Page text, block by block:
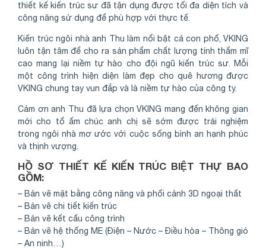
thiết kế kiến trúc sư đã tận dụng được tối đa diện tích và
công năng sử dụng để phù hợp với thực tế.
Kiến trúc ngôi nhà anh Thu làm nổi bật cả con phố, VKING
luôn tận tâm để cho ra sản phẩm chất lượng tính thẩm mĩ
cao mang lại niềm tự hào cho đội ngũ kiến trúc sư. Mỗi
một công trình hiện diện làm đẹp cho quê hương được
VKING chung tay vun đắp và là niềm tự hào của công ty.
Cảm ơn anh Thu đã lựa chọn VKING mang đến không gian
mới cho tổ ấm chúc anh chị sẽ sớm được trải nghiệm
trong ngôi nhà mơ ước với cuộc sống bình an hạnh phúc
và thịnh vượng.
HỒ SƠ THIẾT KẾ KIẾN TRÚC BIỆT THỰ BAO
GỒM:
– Bản vẽ mặt bằng công năng và phối cảnh 3D ngoại thất
– Bản vẽ chi tiết kiến trúc
– Bản vẽ kết cấu công trình
– Bản vẽ hệ thống ME (Điện – Nước – Điều hòa – Thông gió
– An ninh…)